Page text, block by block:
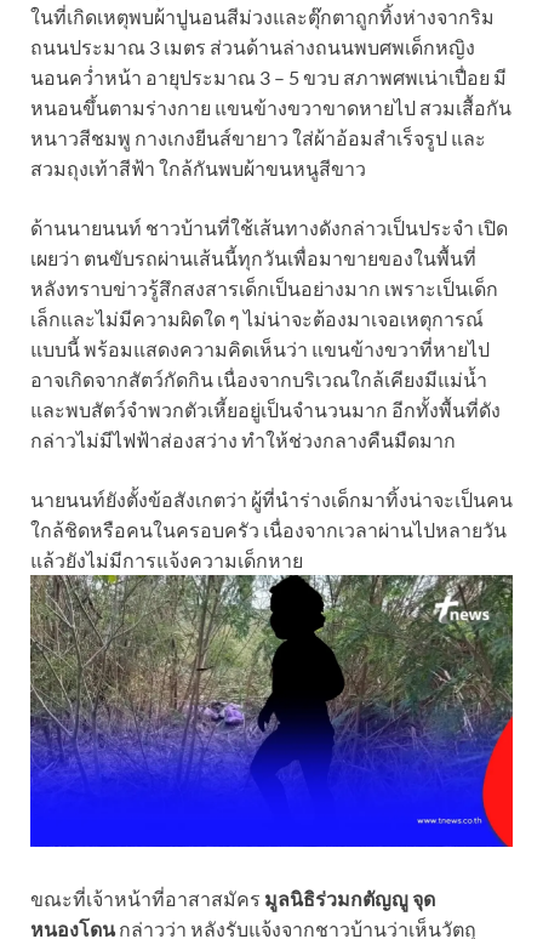
ในที่เกิดเหตุพบผ้าปูนอนสีม่วงและตุ๊กตาถูกทิ้งห่างจากริม
ถนนประมาณ 3 เมตร ส่วนด้านล่างถนนพบศพเด็กหญิง
นอนคว่ำหน้า อายุประมาณ 3 – 5 ขวบ สภาพศพเน่าเปื่อย มี
หนอนขึ้นตามร่างกาย แขนข้างขวาขาดหายไป สวมเสื้อกัน
หนาวสีชมพู กางเกงยีนส์ขายาว ใส่ผ้าอ้อมสำเร็จรูป และ
สวมถุงเท้าสีฟ้า ใกล้กันพบผ้าขนหนูสีขาว
ด้านนายนนท์ ชาวบ้านที่ใช้เส้นทางดังกล่าวเป็นประจำ เปิด
เผยว่า ตนขับรถผ่านเส้นนี้ทุกวันเพื่อมาขายของในพื้นที่
หลังทราบข่าวรู้สึกสงสารเด็กเป็นอย่างมาก เพราะเป็นเด็ก
เล็กและไม่มีความผิดใด ๆ ไม่น่าจะต้องมาเจอเหตุการณ์
แบบนี้ พร้อมแสดงความคิดเห็นว่า แขนข้างขวาที่หายไป
อาจเกิดจากสัตว์กัดกิน เนื่องจากบริเวณใกล้เคียงมีแม่น้ำ
และพบสัตว์จำพวกตัวเหี้ยอยู่เป็นจำนวนมาก อีกทั้งพื้นที่ดัง
กล่าวไม่มีไฟฟ้าส่องสว่าง ทำให้ช่วงกลางคืนมืดมาก
นายนนท์ยังตั้งข้อสังเกตว่า ผู้ที่นำร่างเด็กมาทิ้งน่าจะเป็นคน
ใกล้ชิดหรือคนในครอบครัว เนื่องจากเวลาผ่านไปหลายวัน
แล้วยังไม่มีการแจ้งความเด็กหาย
ขณะที่เจ้าหน้าที่อาสาสมัคร มูลนิธิร่วมกตัญญู จุด
หนองโดนกล่าวว่า หลังรับแจ้งจากชาวบ้านว่าเห็นวัตถุ